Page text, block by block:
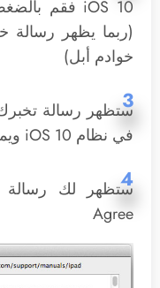
(ربما يظهر
خوادم أبل)
3
ستظهر رسالة تخبرك
في نظام iOS 10 ويمكنك قراءتها ثم اضغط على Next
4
ستظهر لك رسالة
Agree